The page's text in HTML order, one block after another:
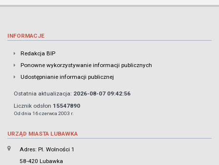
INFORMACJE
Redakcja BIP
Ponowne wykorzystywanie informacji publicznych
Udostępnianie informacji publicznej
Ostatnia aktualizacja: 2026-08-07 09:42:56
Licznik odsłon 15547890
Od dnia 16 czerwca 2003 r.
URZĄD MIASTA LUBAWKA
Adres: Pl. Wolności 1
58-420 Lubawka